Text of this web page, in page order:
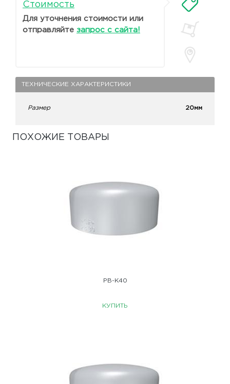
Стоимость
Для уточнения стоимости или
отправляйте запрос с сайта!
ТЕХНИЧЕСКИЕ ХАРАКТЕРИСТИКИ
Размер 20мм
ПОХОЖИЕ ТОВАРЫ
PB-K40
КУПИТЬ